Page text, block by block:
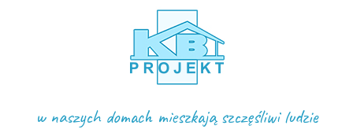
w naszych domach mieszkają szczęśliwi ludzie